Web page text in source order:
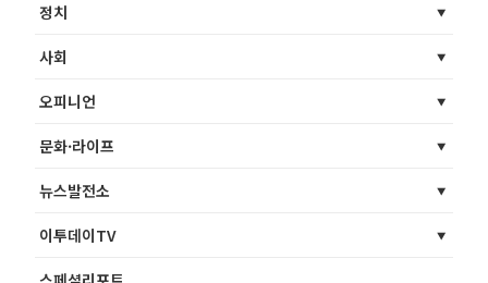
정치
사회
오피니언
문화·라이프
뉴스발전소
이투데이TV